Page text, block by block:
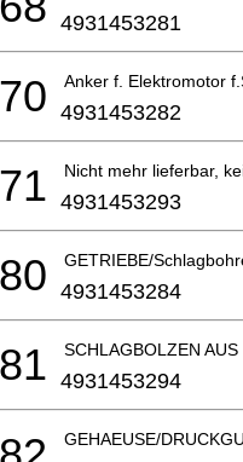
4931453281
Anker f. Elektromotor
4931453282
Nicht mehr lieferbar,
4931453293
GETRIEBE/
4931453284
SCHLAGBOLZEN
4931453294
GEHAEUSE/